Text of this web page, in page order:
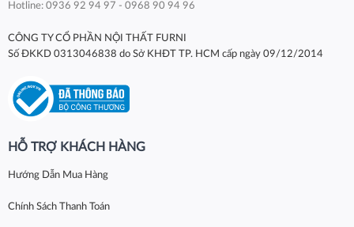
Hotline: 0936 92 94 97 - 0968 90 94 96
CÔNG TY CỔ PHẦN NỘI THẤT FURNI
Số ĐKKD 0313046838 do Sở KHĐT TP. HCM cấp ngày 09/12/2014
HỖ TRỢ KHÁCH HÀNG
Hướng Dẫn Mua Hàng
Chính Sách Thanh Toán